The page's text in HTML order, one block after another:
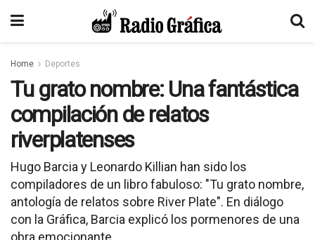
Home Deportes
Tu grato nombre: Una fantástica
compilación de relatos
riverplatenses
Hugo Barcia y Leonardo Killian han sido los
compiladores de un libro fabuloso: "Tu grato nombre,
antología de relatos sobre River Plate". En diálogo
con la Gráfica, Barcia explicó los pormenores de una
obra emocionante.